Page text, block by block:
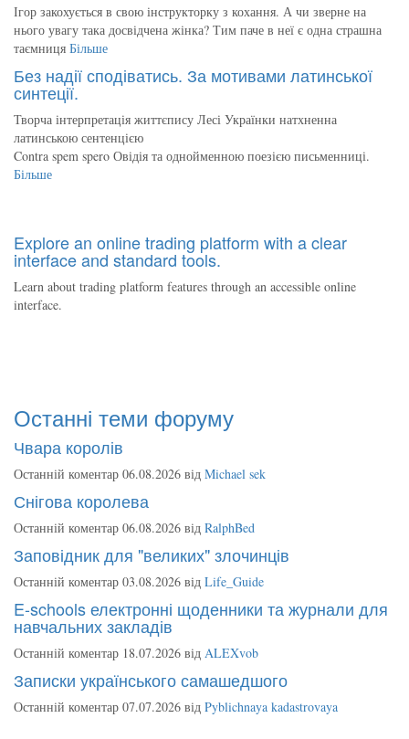
Ігор закохується в свою інструкторку з кохання. А чи зверне на
нього увагу така досвідчена жінка? Тим паче в неї є одна страшна
таємниця Більше
Без надії сподіватись. За мотивами латинської
синтеції.
Творча інтерпретація життєпису Лесі Українки натхненна
латинською сентенцією
Contra spem spero Овідія та однойменною поезією письменниці.
Більше
Explore an online trading platform with a clear
interface and standard tools.
Learn about trading platform features through an accessible online
interface.
Останні теми форуму
Чвара королів
Останній коментар 06.08.2026 від Michael sek
Снігова королева
Останній коментар 06.08.2026 від RalphBed
Заповідник для "великих" злочинців
Останній коментар 03.08.2026 від Life_Guide
E-schools електронні щоденники та журнали для
навчальних закладів
Останній коментар 18.07.2026 від ALEXvob
Записки українського самашедшого
Останній коментар 07.07.2026 від Pyblichnaya kadastrovaya